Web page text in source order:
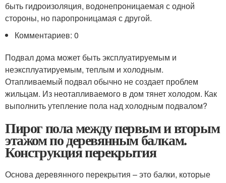
быть гидроизоляция, водонепроницаемая с одной
стороны, но паропроницамая с другой.
Комментариев: 0
Подвал дома может быть эксплуатируемым и
неэксплуатируемым, теплым и холодным.
Отапливаемый подвал обычно не создает проблем
жильцам. Из неотапливаемого в дом тянет холодом. Как
выполнить утепление пола над холодным подвалом?
Пирог пола между первым и вторым
этажом по деревянным балкам.
Конструкция перекрытия
Основа деревянного перекрытия – это балки, которые